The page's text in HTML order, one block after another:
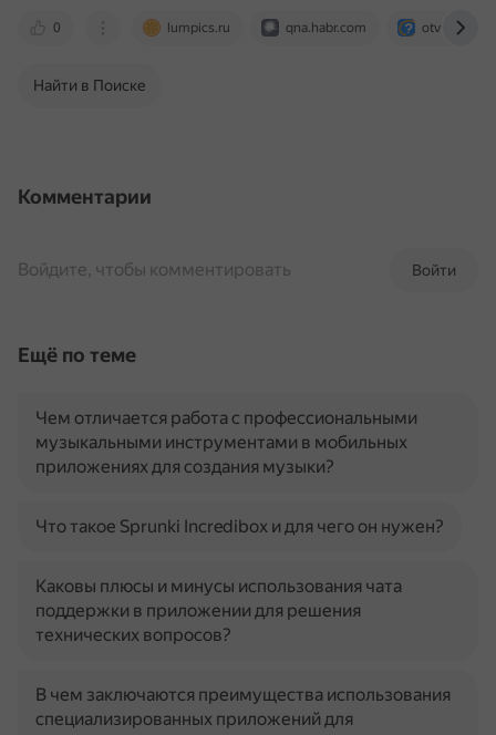
0 lumpics.ru qna.habr.com otvet.mail.ru
Найти в Поиске
Комментарии
Войти
Войдите, чтобы комментировать
Ещё по теме
Чем отличается работа с профессиональными
музыкальными инструментами в мобильных
приложениях для создания музыки?
Что такое Sprunki Incredibox и для чего он нужен?
Каковы плюсы и минусы использования чата
поддержки в приложении для решения
технических вопросов?
В чем заключаются преимущества использования
специализированных приложений для